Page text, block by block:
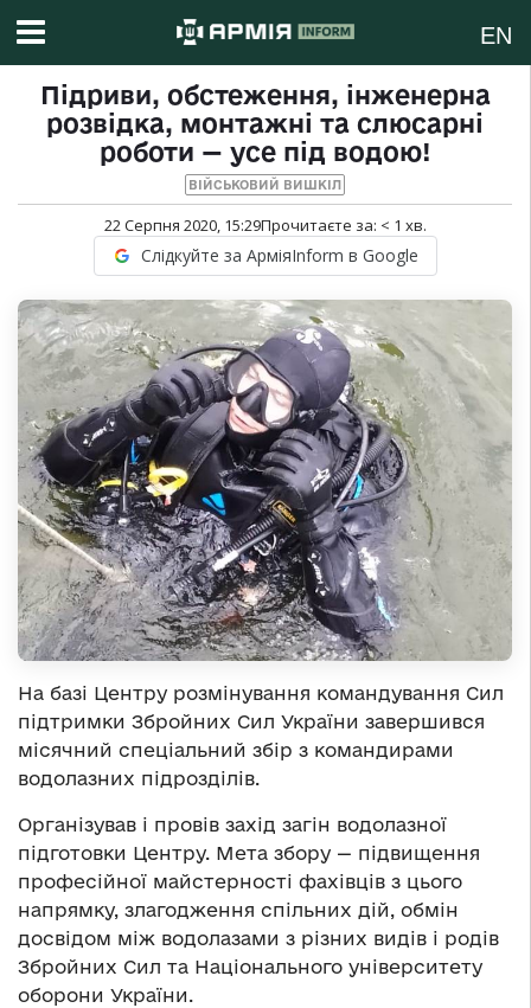
EN
Підриви, обстеження, інженерна
розвідка, монтажні та слюсарні
роботи — усе під водою!
ВІЙСЬКОВИЙ ВИШКІЛ
22 Серпня 2020, 15:29Прочитаєте за: < 1 хв.
Слідкуйте за АрміяInform в Google
На базі Центру розмінування командування Сил
підтримки Збройних Сил України завершився
місячний спеціальний збір з командирами
водолазних підрозділів.
Організував і провів захід загін водолазної
підготовки Центру. Мета збору — підвищення
професійної майстерності фахівців з цього
напрямку, злагодження спільних дій, обмін
досвідом між водолазами з різних видів і родів
Збройних Сил та Національного університету
оборони України.